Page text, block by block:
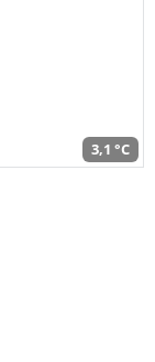
3,1 °C